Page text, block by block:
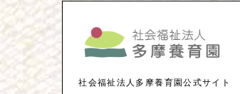
社会福祉法人多摩養育園公式サイト